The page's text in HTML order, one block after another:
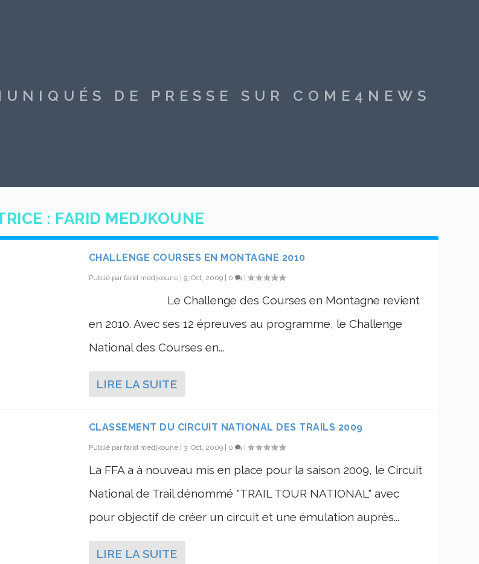
DE PRESSE SUR COME4NEWS
: FARID MEDJKOUNE
CHALLENGE COURSES EN MONTAGNE 2010
Publié par farid medjkoune| 9, Oct, 2009| 0 |
Le Challenge des Courses en Montagne revient
en 2010. Avec ses 12 épreuves au programme, le Challenge
National des Courses en...
LIRE LA SUITE
CLASSEMENT DU CIRCUIT NATIONAL DES TRAILS 2009
Publié par farid medjkoune| 3, Oct, 2009| 0 |
La FFA a à nouveau mis en place pour la saison 2009, le Circuit
National de Trail dénommé "TRAIL TOUR NATIONAL" avec
pour objectif de créer un circuit et une émulation auprès...
LIRE LA SUITE